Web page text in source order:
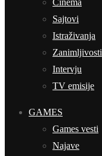
Sajtovi
Istraživanja
Zanimljivosti
Intervju
TV emisije
GAMES
Games vesti
Najave